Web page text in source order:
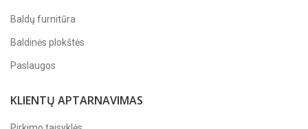
Baldų furnitūra
Baldinės plokštės
Paslaugos
KLIENTŲ APTARNAVIMAS